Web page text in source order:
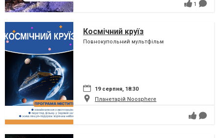
1
Космічний круїз
Повнокупольний мультфільм
19 серпня, 18:30
Планетарій Noosphere